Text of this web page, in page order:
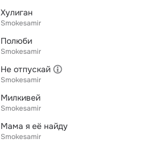
Хулиган
Smokesamir
Полюби
Smokesamir
Не отпускай
Smokesamir
Милкивей
Smokesamir
Мама я её найду
Smokesamir